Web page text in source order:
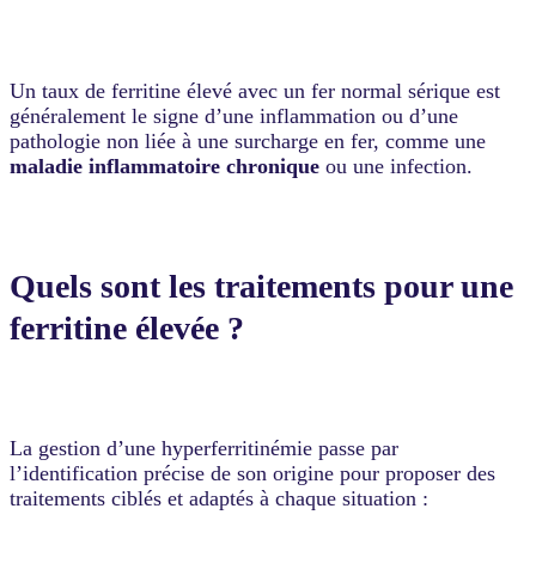
Un taux de ferritine élevé avec un fer normal sérique est
généralement le signe d’une inflammation ou d’une
pathologie non liée à une surcharge en fer, comme une
maladie inflammatoire chronique ou une infection.
Quels sont les traitements pour une
ferritine élevée ?
La gestion d’une hyperferritinémie passe par
l’identification précise de son origine pour proposer des
traitements ciblés et adaptés à chaque situation :